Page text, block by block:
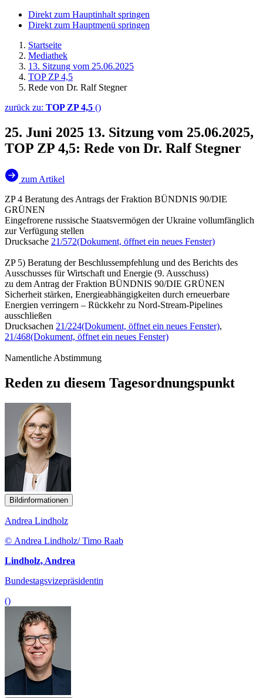
Direkt zum Hauptinhalt springen
Direkt zum Hauptmenü springen
Startseite
Mediathek
13. Sitzung vom 25.06.2025
TOP ZP 4,5
Rede von Dr. Ralf Stegner
zurück zu: TOP ZP 4,5 ()
25. Juni 2025 13. Sitzung vom 25.06.2025,
TOP ZP 4,5: Rede von Dr. Ralf Stegner
zum Artikel
ZP 4 Beratung des Antrags der Fraktion BÜNDNIS 90/DIE
GRÜNEN
Eingefrorene russische Staatsvermögen der Ukraine vollumfänglich
zur Verfügung stellen
Drucksache 21/572(Dokument, öffnet ein neues Fenster)
ZP 5) Beratung der Beschlussempfehlung und des Berichts des
Ausschusses für Wirtschaft und Energie (9. Ausschuss)
zu dem Antrag der Fraktion BÜNDNIS 90/DIE GRÜNEN
Sicherheit stärken, Energieabhängigkeiten durch erneuerbare
Energien verringern – Rückkehr zu Nord-Stream-Pipelines
ausschließen
Drucksachen 21/224(Dokument, öffnet ein neues Fenster),
21/468(Dokument, öffnet ein neues Fenster)
Namentliche Abstimmung
Reden zu diesem Tagesordnungspunkt
Bildinformationen
Andrea Lindholz
© Andrea Lindholz/ Timo Raab
Lindholz, Andrea
Bundestagsvizepräsidentin
()